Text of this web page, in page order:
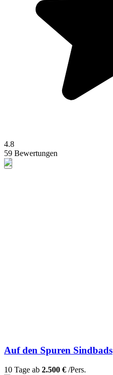
4.8
59 Bewertungen
Auf den Spuren Sindbads
10 Tage ab 2.500 € /Pers.